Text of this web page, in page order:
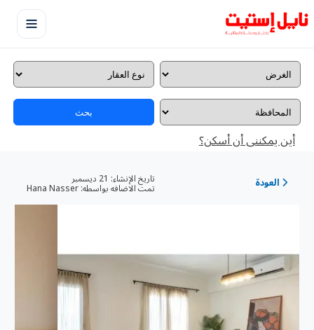
بحث
أين يمكننى أن أسكن؟
العودة تاريخ الإنشاء:
تمت الاضافه بواسطه: Hana Nasser